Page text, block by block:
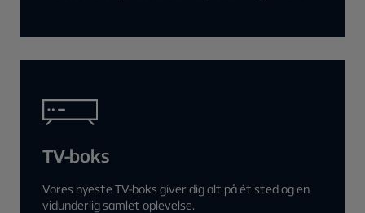
TV-boks
Vores nyeste TV-boks giver dig alt på ét sted og en
vidunderlig samlet oplevelse.